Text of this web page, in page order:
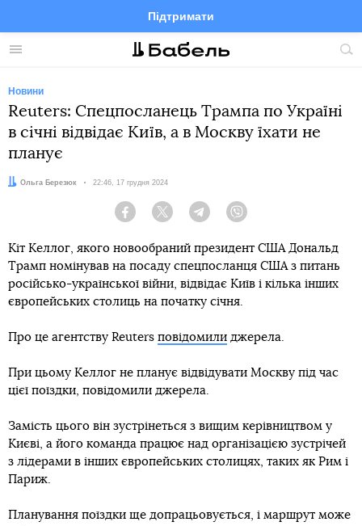
Меню
Підтримати
FacebookTelegramTwitter
Новини
Reuters: Спецпосланець Трампа по Україні
в січні відвідає Київ, а в Москву їхати не
планує
Автор:
Ольга Березюк Дата:
22:46, 17 грудня 2024
Facebook Twitter Telegram
Кіт Келлог, якого новообраний президент США Дональд
Трамп номінував на посаду спецпосланця США з питань
російсько-української війни, відвідає Київ і кілька інших
європейських столиць на початку січня.
Про це агентству Reuters повідомили джерела.
При цьому Келлог не планує відвідувати Москву під час
цієї поїздки, повідомили джерела.
Замість цього він зустрінеться з вищим керівництвом у
Києві, а його команда працює над організацією зустрічей
з лідерами в інших європейських столицях, таких як Рим і
Париж.
Планування поїздки ще допрацьовується, і маршрут може